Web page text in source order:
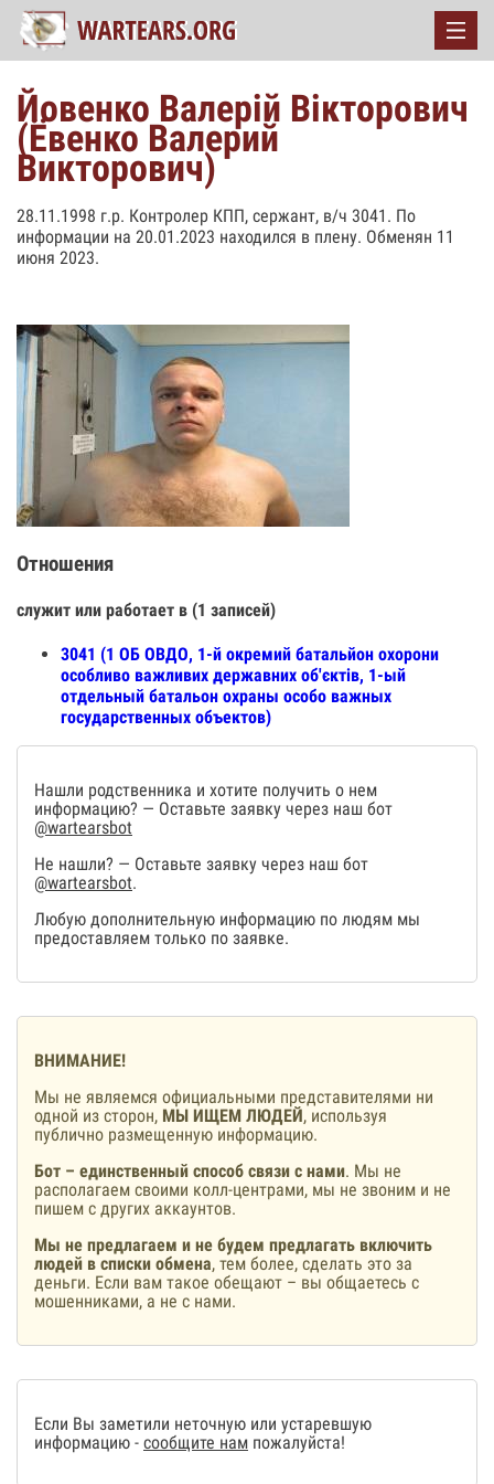
Йовенко Валерій Вікторович
(Ёвенко Валерий
Викторович)
28.11.1998 г.р. Контролер КПП, сержант, в/ч 3041. По
информации на 20.01.2023 находился в плену. Обменян 11
июня 2023.
Отношения
служит или работает в (1 записей)
3041 (1 ОБ ОВДО, 1-й окремий батальйон охорони
особливо важливих державних об'єктів, 1-ый
отдельный батальон охраны особо важных
государственных объектов)
Нашли родственника и хотите получить о нем
информацию? — Оставьте заявку через наш бот
@wartearsbot
Не нашли? — Оставьте заявку через наш бот
@wartearsbot.
Любую дополнительную информацию по людям мы
предоставляем только по заявке.
ВНИМАНИЕ!
Мы не являемся официальными представителями ни
одной из сторон, МЫ ИЩЕМ ЛЮДЕЙ, используя
публично размещенную информацию.
Бот – единственный способ связи с нами. Мы не
располагаем своими колл-центрами, мы не звоним и не
пишем с других аккаунтов.
Мы не предлагаем и не будем предлагать включить
людей в списки обмена, тем более, сделать это за
деньги. Если вам такое обещают – вы общаетесь с
мошенниками, а не с нами.
Если Вы заметили неточную или устаревшую
информацию - сообщите нам пожалуйста!